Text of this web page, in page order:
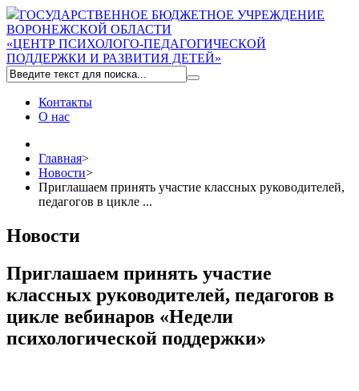
ГОСУДАРСТВЕННОЕ БЮДЖЕТНОЕ УЧРЕЖДЕНИЕ
ВОРОНЕЖСКОЙ ОБЛАСТИ
«ЦЕНТР ПСИХОЛОГО-ПЕДАГОГИЧЕСКОЙ
ПОДДЕРЖКИ И РАЗВИТИЯ ДЕТЕЙ»
Контакты
О нас
Главная>
Новости>
Приглашаем принять участие классных руководителей,
педагогов в цикле ...
Новости
Приглашаем принять участие
классных руководителей, педагогов в
цикле вебинаров «Недели
психологической поддержки»